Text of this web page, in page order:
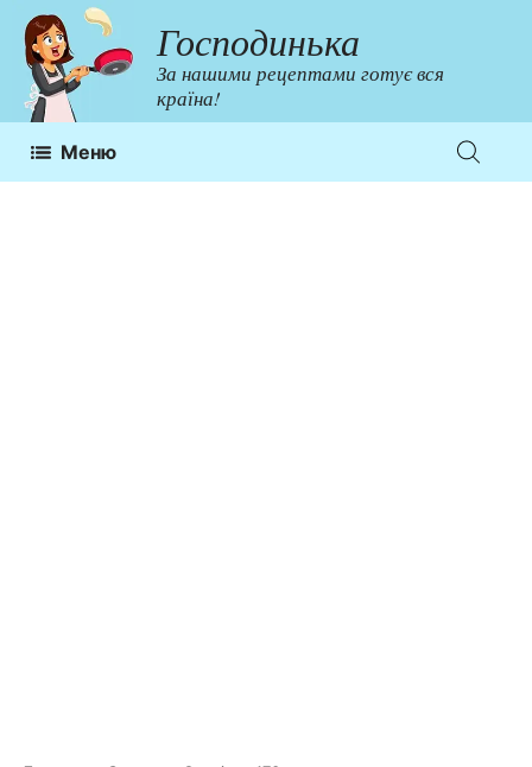
Перейти
до
контенту
Господинька
За нашими рецептами готує вся
країна!
Меню